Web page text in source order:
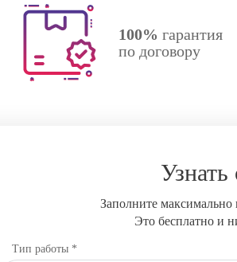
100% гарантия
по договору
Узнать
Заполните максимально
Это бесплатно и
Тип работы *